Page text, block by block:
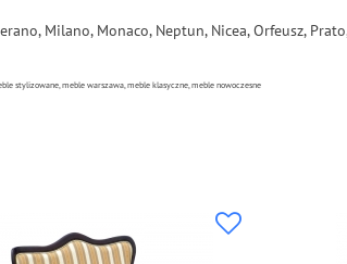
Milano, Monaco, Neptun, Nicea, Orfeusz,
stylizowane, meble warszawa, meble klasyczne, meble nowoczesne